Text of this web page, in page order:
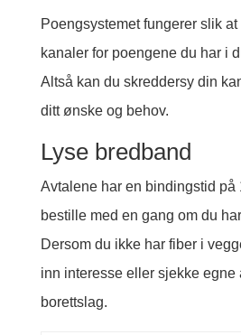
Poengsystemet fungerer slik
kanaler for poengene du har i
Altså kan du skreddersy din
ditt ønske og behov.
Lyse bredband
Avtalene har en bindingstid på
bestille med en gang om du
Dersom du ikke har fiber i
inn interesse eller sjekke egne
borettslag.